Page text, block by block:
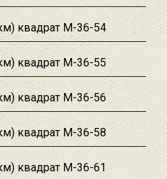
квадрат M-36-54
квадрат M-36-55
квадрат M-36-56
квадрат M-36-58
квадрат M-36-61